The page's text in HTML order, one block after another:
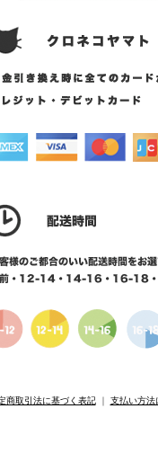
商取引法に基づく表記｜ 支払い方法